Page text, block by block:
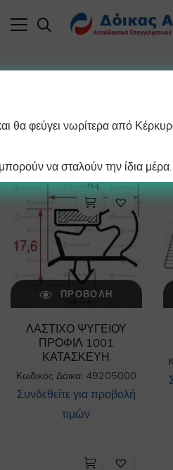
ΠΡΟΒΟΛΉ
ΛΑΣΤΙΧΟ ΨΥΓΕΙΟΥ
ΠΡΟΦΙΛ 1001
ΚΑΤΑΣΚΕΥΗ
Κωδικός Δόικα: 49205000
Συνδεθείτε για προβολή
τιμών
θα φεύγει νωρίτερα από
να σταλούν την ίδια μέρα.